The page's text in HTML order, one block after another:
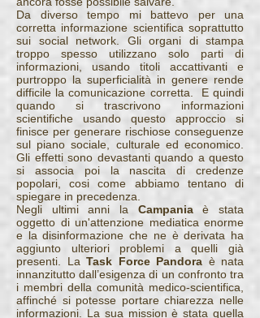
Da diverso tempo mi battevo per una
corretta informazione scientifica soprattutto
sui social network. Gli organi di stampa
troppo spesso utilizzano solo parti di
informazioni, usando titoli accattivanti e
purtroppo la superficialità in genere rende
difficile la comunicazione corretta. E quindi
quando si trascrivono informazioni
scientifiche usando questo approccio si
finisce per generare rischiose conseguenze
sul piano sociale, culturale ed economico.
Gli effetti sono devastanti quando a questo
si associa poi la nascita di credenze
popolari, cosi come abbiamo tentano di
spiegare in precedenza.
Negli ultimi anni la Campaniaè stata
oggetto di un'attenzione mediatica enorme
e la disinformazione che ne è derivata ha
aggiunto ulteriori problemi a quelli già
presenti. La Task Force Pandora è nata
innanzitutto dall’esigenza di un confronto tra
i membri della comunità medico-scientifica,
affinché si potesse portare chiarezza nelle
informazioni. La sua mission è stata quella